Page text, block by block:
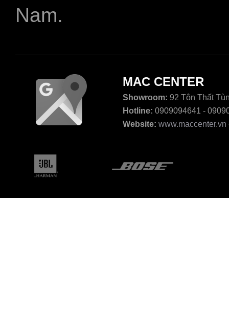
Nam.
MAC CENTER
Showroom: 92 Tôn Thất
Hotline: 0909094641 -
Website: www.maccenter.vn